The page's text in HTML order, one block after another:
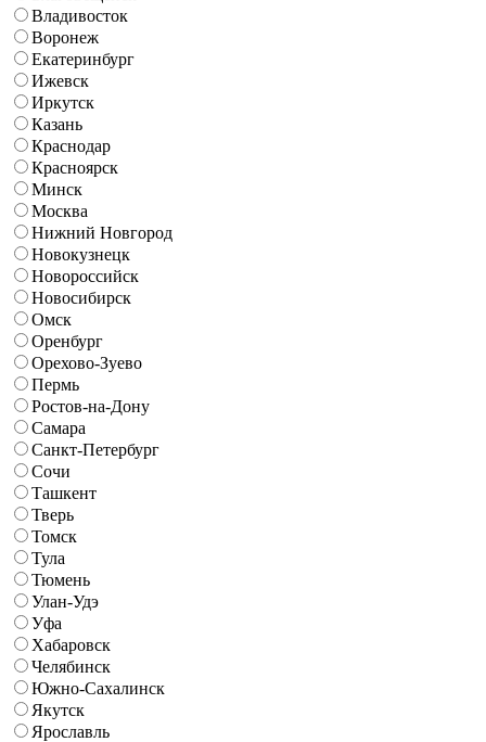
Владивосток
Воронеж
Екатеринбург
Ижевск
Иркутск
Казань
Краснодар
Красноярск
Минск
Москва
Нижний Новгород
Новокузнецк
Новороссийск
Новосибирск
Омск
Оренбург
Орехово-Зуево
Пермь
Ростов-на-Дону
Самара
Санкт-Петербург
Сочи
Ташкент
Тверь
Томск
Тула
Тюмень
Улан-Удэ
Уфа
Хабаровск
Челябинск
Южно-Сахалинск
Якутск
Ярославль